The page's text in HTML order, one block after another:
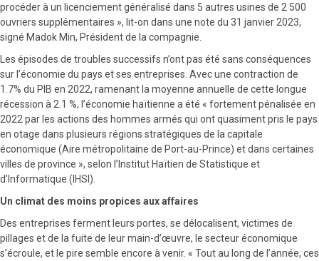
procéder à un licenciement généralisé dans 5 autres usines de 2 500
ouvriers supplémentaires », lit-on dans une note du 31 janvier 2023,
signé Madok Min, Président de la compagnie.
Les épisodes de troubles successifs n’ont pas été sans conséquences
sur l’économie du pays et ses entreprises. Avec une contraction de
1.7% du PIB en 2022, ramenant la moyenne annuelle de cette longue
récession à 2.1 %, l’économie haïtienne a été « fortement pénalisée en
2022 par les actions des hommes armés qui ont quasiment pris le pays
en otage dans plusieurs régions stratégiques de la capitale
économique (Aire métropolitaine de Port-au-Prince) et dans certaines
villes de province », selon l’Institut Haïtien de Statistique et
d’Informatique (IHSI).
Un climat des moins propices aux affaires
Des entreprises ferment leurs portes, se délocalisent, victimes de
pillages et de la fuite de leur main-d’œuvre, le secteur économique
s’écroule, et le pire semble encore à venir. « Tout au long de l’année, ces